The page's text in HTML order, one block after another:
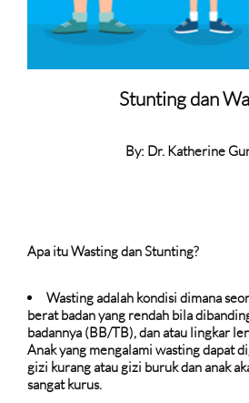
Stunting dan
By: Dr. Katherine
Apa itu Wasting dan Stunting?
Wasting adalah kondisi dimana
berat badan yang rendah bila
badannya (BB/TB), dan atau lingkar
Anak yang mengalami wasting dapat
gizi kurang atau gizi buruk dan anak
sangat kurus.